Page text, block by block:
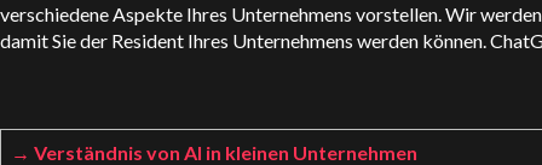
verschiedene Aspekte Ihres Unternehmens vorstellen. Wir
damit Sie der Resident Ihres Unternehmens werden können.
Verständnis von AI in kleinen Unternehmen